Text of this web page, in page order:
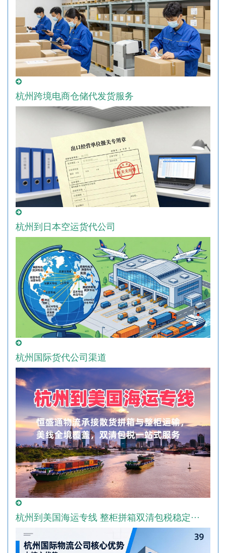
杭州跨境电商仓储代发货服务
杭州到日本空运货代公司
杭州国际货代公司渠道
杭州到美国海运专线 整柜拼箱双清包税稳定···